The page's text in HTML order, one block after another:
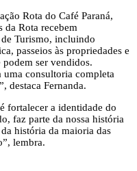
Rota do Café Paraná,
da Rota recebem
Turismo, incluindo
passeios às propriedades e
podem ser vendidos.
uma consultoria completa
destaca Fernanda.
fortalecer a identidade do
faz parte da nossa história
história da maioria das
lembra.